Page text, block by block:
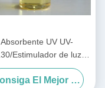
Absorbente UV UV-
Estimulador de luz
CAS:104810-48-2 para
pintura/revestimiento/
Consiga El Mejor Precio